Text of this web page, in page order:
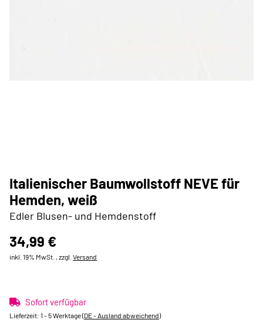
Italienischer Baumwollstoff NEVE für
Hemden, weiß
Edler Blusen- und Hemdenstoff
34,99 €
inkl. 19% MwSt. , zzgl. Versand
Sofort verfügbar
Lieferzeit: 1 - 5 Werktage(DE - Ausland abweichend)